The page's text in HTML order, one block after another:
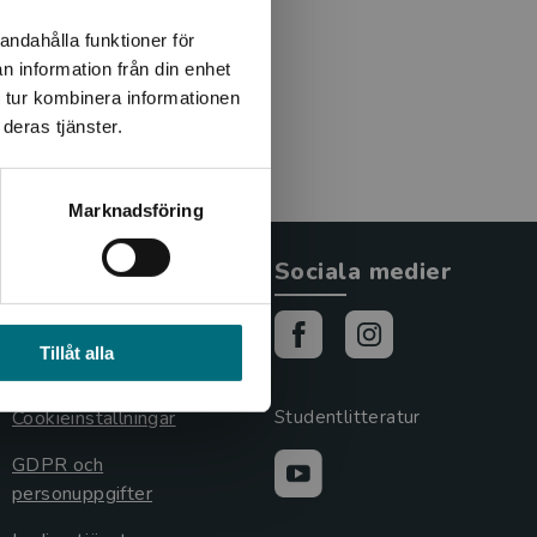
funktioner för
information från din enhet
kombinera informationen
tjänster.
Marknadsföring
Tillåt alla
berättelsen
hoppar
Allmänna länkar
Om oss
Cookieinställningar
GDPR och
personuppgifter
Sociala medier
Studentlitteratur